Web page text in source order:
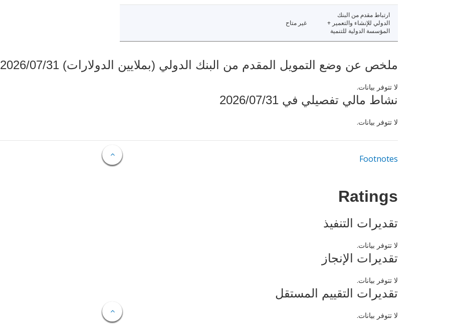
ارتباط مقدم من البنك
الدولي للإنشاء والتعمير +
المؤسسة الدولية للتنمية
غير متاح
ملخص عن وضع التمويل المقدم من البنك الدولي (بملايين الدولارات) 2026/07/31
لا تتوفر بيانات.
نشاط مالي تفصيلي في 2026/07/31
لا تتوفر بيانات.
Footnotes
Ratings
تقديرات التنفيذ
لا تتوفر بيانات.
تقديرات الإنجاز
لا تتوفر بيانات.
تقديرات التقييم المستقل
لا تتوفر بيانات.